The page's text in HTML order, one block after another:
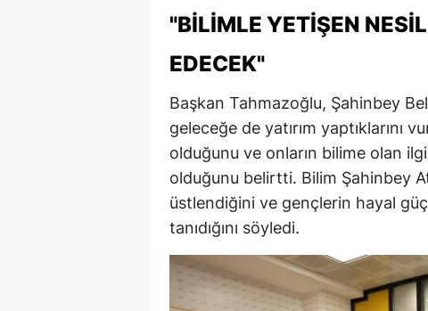
Sinop
Tunceli
Van
"BILIMLE YETIŞEN
EDECEK"
Başkan Tahmazoğlu, Şahinbey
geleceğe de yatırım yaptıklarını
olduğunu ve onların bilime olan
olduğunu belirtti. Bilim Şahinbey
üstlendiğini ve gençlerin hayal
tanıdığını söyledi.